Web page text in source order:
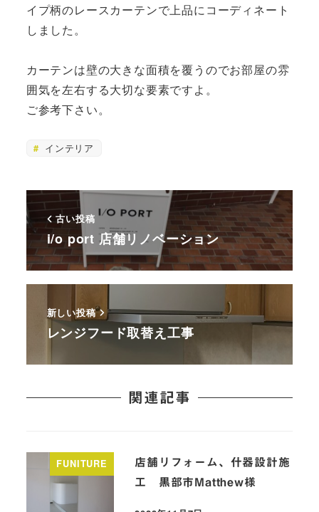
イプ柄のレースカーテンで上品にコーディネート
しました。
カーテンは壁の大きな面積を覆うのでお部屋の雰
囲気を左右する大切な要素ですよ。
ご参考下さい。
インテリア
古い投稿
i/o port 店舗リノベーション
新しい投稿
レンジフード取替え工事
関連記事
FUNITURE
店舗リフォーム、什器設計施
工 黒部市Matthew様